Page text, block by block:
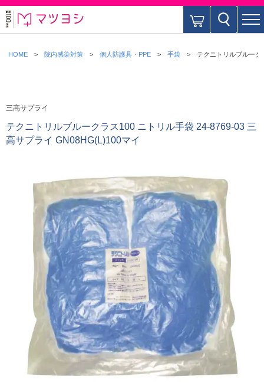
HOME 院内感染対策 個人防護具・PPE 手袋 テクニトリルブルー
三高サプライ
テクニトリルブルークラス100 ニトリル手袋 24-8769-03 三
高サプライ GN08HG(L)100マイ